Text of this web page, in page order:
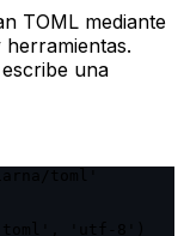
TOML mediante
una